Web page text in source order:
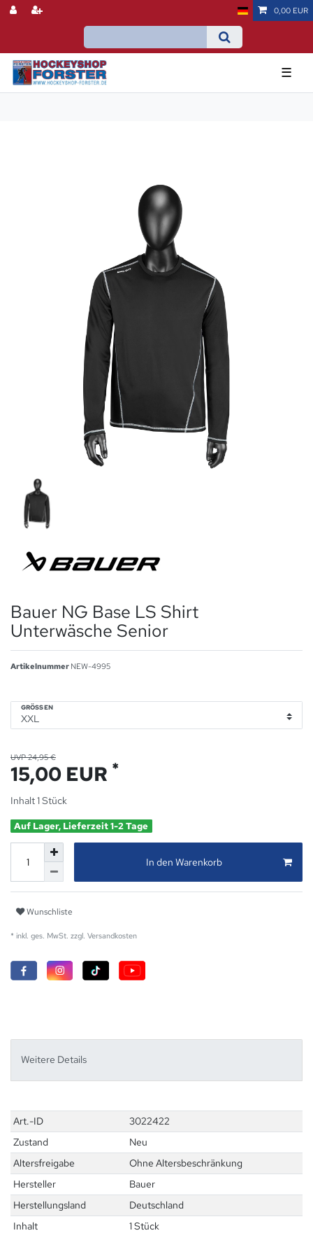
0,00 EUR
☰
Bauer NG Base LS Shirt
Unterwäsche Senior
Artikelnummer NEW-4995
GRÖSSEN
UVP 24,95 €
15,00 EUR *
Inhalt1Stück
Auf Lager, Lieferzeit 1-2 Tage
In den Warenkorb
Wunschliste
* inkl. ges. MwSt. zzgl. Versandkosten
Weitere Details
Technisches
Merkmal
Wert
Art.-ID
3022422
Zustand
Neu
Altersfreigabe
Ohne Altersbeschränkung
Hersteller
Bauer
Herstellungsland
Deutschland
Inhalt
1 Stück